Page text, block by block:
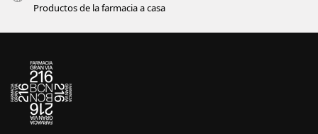
Productos de la farmacia a casa